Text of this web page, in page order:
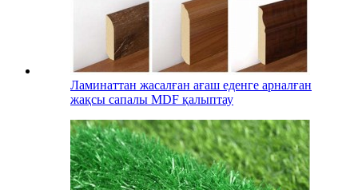
Ламинаттан жасалған ағаш еденге арналған
жақсы сапалы MDF қалыптау